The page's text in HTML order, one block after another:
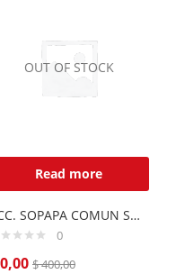
OUT OF STOCK
Read more
ACC. SOPAPA COMUN SOCO
0
0,00 $400,00